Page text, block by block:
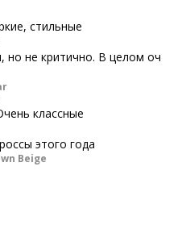
стильные
но не критично. В целом оч
классные
этого года
Beige